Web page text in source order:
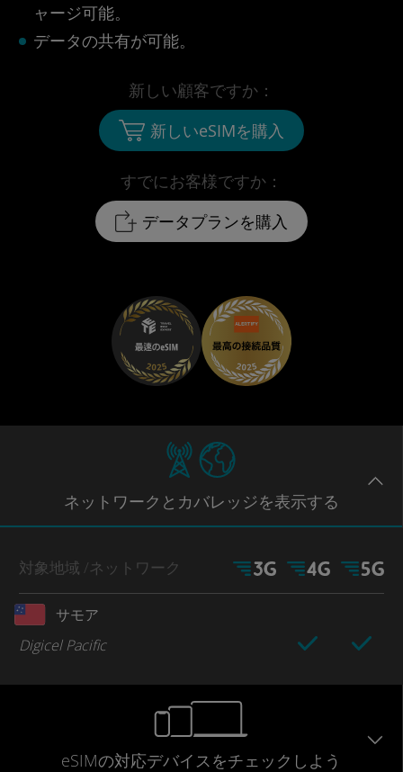
ャージ可能。
データの共有が可能。
すでにお客様ですか：
データプランを購入
新しい顧客ですか：
新しいeSIMを購入
ネットワークとカバレッジを表示する
対象地域 /ネットワーク
サモア
Digicel Pacific
eSIMの対応デバイスをチェックしよう